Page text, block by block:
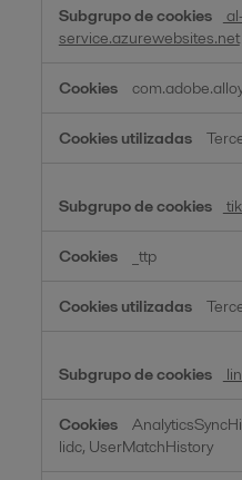
service.azurewebsites.net
_ttp
lidc, UserMatchHistory